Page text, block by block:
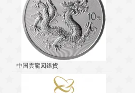
中国雲龍図銀貨